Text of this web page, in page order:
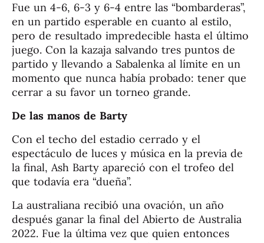
Fue un 4-6, 6-3 y 6-4 entre las “bombarderas”,
en un partido esperable en cuanto al estilo,
pero de resultado impredecible hasta el último
juego. Con la kazaja salvando tres puntos de
partido y llevando a Sabalenka al límite en un
momento que nunca había probado: tener que
cerrar a su favor un torneo grande.
De las manos de Barty
Con el techo del estadio cerrado y el
espectáculo de luces y música en la previa de
la final, Ash Barty apareció con el trofeo del
que todavía era “dueña”.
La australiana recibió una ovación, un año
después ganar la final del Abierto de Australia
2022. Fue la última vez que quien entonces